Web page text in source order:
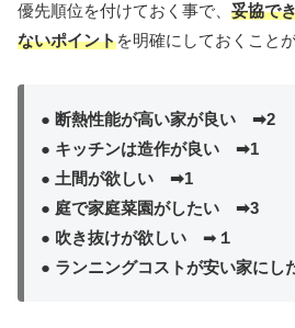
優先順位を付けておく事で、 妥協で
ないポイントを明確にしておくこと
● 断熱性能が高い家が良い ➡2
● キッチンは造作が良い ➡1
● 土間が欲しい ➡1
● 庭で家庭菜園がしたい ➡3
● 吹き抜けが欲しい ➡ １
● ランニングコストが安い家にし